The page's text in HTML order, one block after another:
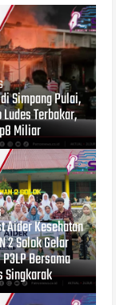
Simpang Pulai,
Terbakar,
Miliar
Aider Kesehatan
2 Solok Gelar
Bersama
Singkarak